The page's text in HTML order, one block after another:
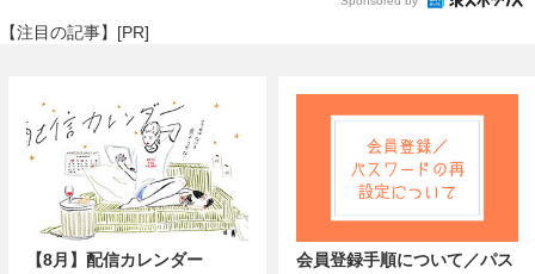
【注目の記事】[PR]
【8月】配信カレンダー
会員登録手順について／パス